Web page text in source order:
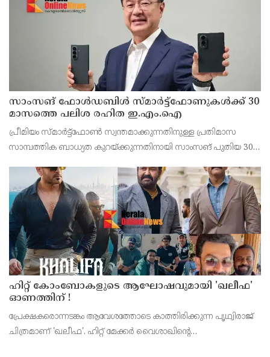
സാംസങ് ഫോൾഡബിൾ സ്മാർട്ട്ഫോണുകൾക്ക് 30
മാസത്തെ പലിശ രഹിത ഇ.എം.ഐ
പ്രീമിയം സ്മാർട്ട്ഫോൺ സ്വന്തമാക്കുന്നതിനുള്ള പ്രതിമാസ
സാമ്പത്തിക ബാധ്യത കുറയ്ക്കുന്നതിനായി സാംസങ് പുതിയ 30
ഗാലക്‌സി ഇസഡ് ഫോൾഡ്8 അൾട്രാ, ഗാലക്‌സി ഇസഡ്
ഹിറ്റ് കോംബോകളുടെ ആഘോഷവുമായി 'ഖലീഫ'
ഓണത്തിന് !
പ്രേക്ഷകരൊന്നടങ്കം ആവേശത്തോടെ കാത്തിരിക്കുന്ന പൃഥ്വിരാജ്
ചിത്രമാണ് 'ഖലീഫ'. ഹിറ്റ് മേക്ക‍ർ വൈശാഖിൻ്റെ